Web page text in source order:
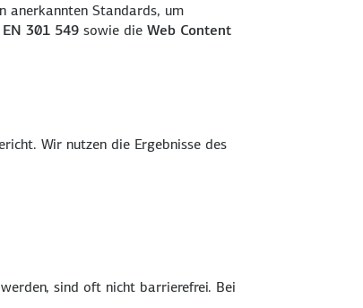
anerkannten Standards, um
EN 301 549 sowie die Web Content
Wir nutzen die Ergebnisse des
sind oft nicht barrierefrei. Bei